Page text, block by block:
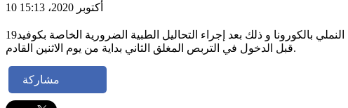
10 أكتوبر 2020، 15:13
اكدت الجامعة التونسية لكرة اليد اليوم السبت 10 اكتوبر 2020 اصابة ثنائي المنتخب الوطني مصباح الصانعي و الحارس الشاب اصيل النملي بالكورونا و ذلك بعد إجراء التحاليل الطبية الضرورية الخاصة بكوفيد19
قبل الدخول في التربص المغلق الثاني بداية من يوم الاثنين القادم.
مشاركة